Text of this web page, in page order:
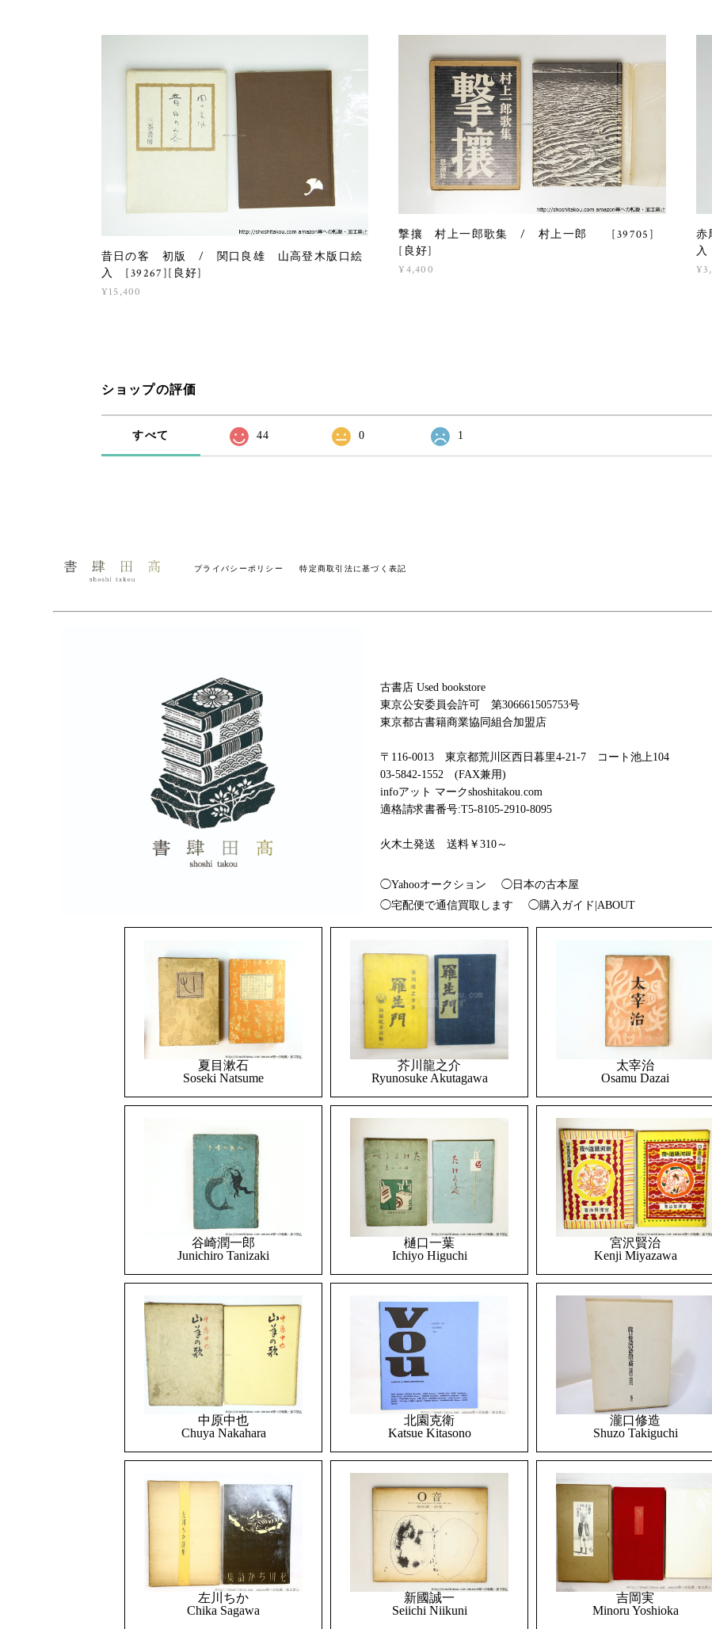
昔日の客 初版 / 関口良雄 山高登木版口絵
入 [39267][良好]
¥15,400
撃攘 村上一郎歌集 / 村上一郎 [39705]
[良好]
¥4,400
赤
ショップの評価
すべて 44 0 1
プライバシーポリシー 特定商取引法に基づく表記
古書店 Used bookstore
東京公安委員会許可 第306661505753号
東京都古書籍商業協同組合加盟店
〒116-0013 東京都荒川区西日暮里4-21-7 コート池上104
03-5842-1552 (FAX兼用)
infoアット マークshoshitakou.com
適格請求書番号:T5-8105-2910-8095
火木土発送 送料￥310～
◯Yahooオークション
◯日本の古本屋
◯宅配便で通信買取します
◯購入ガイド|ABOUT
夏目漱石
Soseki Natsume
芥川龍之介
Ryunosuke Akutagawa
太宰治
Osamu Dazai
谷崎潤一郎
Junichiro Tanizaki
樋口一葉
Ichiyo Higuchi
宮沢賢治
Kenji Miyazawa
中原中也
Chuya Nakahara
北園克衛
Katsue Kitasono
瀧口修造
Shuzo Takiguchi
左川ちか
Chika Sagawa
新國誠一
Seiichi Niikuni
吉岡実
Minoru Yoshioka